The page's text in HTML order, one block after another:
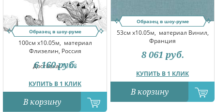
Образец в шоу-руме
100см x10.05м, материал
Флизелин, Россия
Доставка:13.08
КУПИТЬ В 1 КЛИК
6 160 руб.
В корзину
Образец в шоу-руме
53см x10.05м, материал Винил,
Франция
КУПИТЬ В 1 КЛИК
8 061 руб.
В корзину